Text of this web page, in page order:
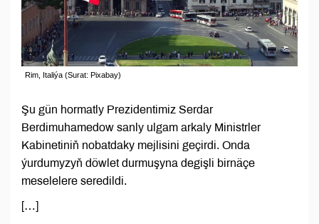
Rim, Italiýa (Surat: Pixabay)
Şu gün hormatly Prezidentimiz Serdar
Berdimuhamedow sanly ulgam arkaly Ministrler
Kabinetiniň nobatdaky mejlisini geçirdi. Onda
ýurdumyzyň döwlet durmuşyna degişli birnäçe
meselelere seredildi.
[…]